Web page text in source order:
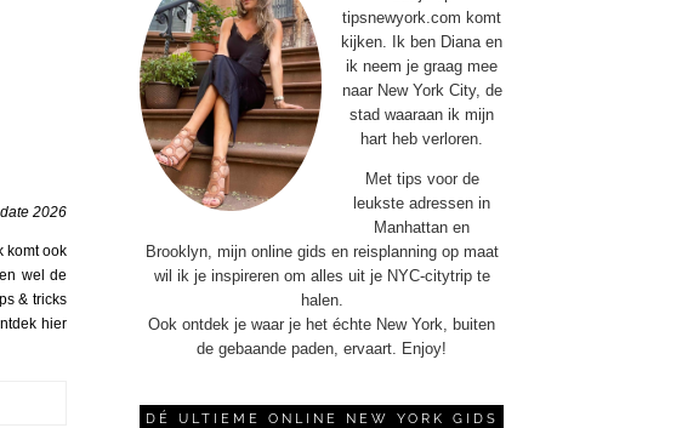
2026
komt ook
wel de
& tricks
hier
tipsnewyork.com komt
kijken. Ik ben Diana en
ik neem je graag mee
naar New York City, de
stad waaraan ik mijn
hart heb verloren.
Met tips voor de
leukste adressen in
Manhattan en
Brooklyn, mijn online gids en reisplanning op maat
wil ik je inspireren om alles uit je NYC-citytrip te
halen.
Ook ontdek je waar je het échte New York, buiten
de gebaande paden, ervaart. Enjoy!
DÉ ULTIEME ONLINE NEW YORK GIDS